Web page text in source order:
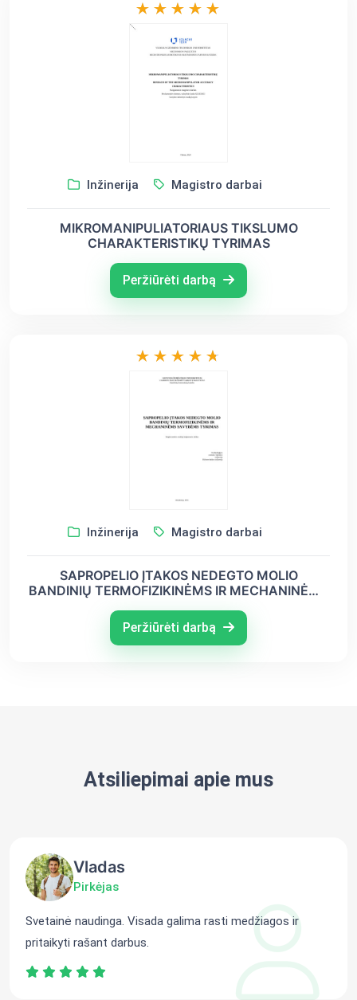
Inžinerija Magistro darbai
MIKROMANIPULIATORIAUS TIKSLUMO
CHARAKTERISTIKŲ TYRIMAS
Peržiūrėti darbą
Inžinerija Magistro darbai
SAPROPELIO ĮTAKOS NEDEGTO MOLIO
BANDINIŲ TERMOFIZIKINĖMS IR MECHANINĖMS
Peržiūrėti darbą
Atsiliepimai apie mus
Vladas
Pirkėjas
Svetainė naudinga. Visada galima rasti medžiagos ir
pritaikyti rašant darbus.